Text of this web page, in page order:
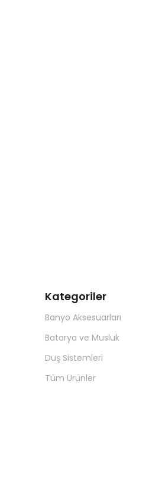
Kategoriler
Banyo Aksesuarları
Batarya ve Musluk
Duş Sistemleri
Tüm Ürünler